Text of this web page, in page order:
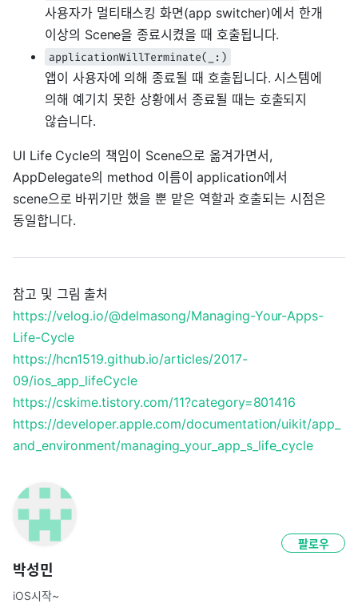
사용자가 멀티태스킹 화면(app switcher)에서 한개
이상의 Scene을 종료시켰을 때 호출됩니다.
applicationWillTerminate(_:)
앱이 사용자에 의해 종료될 때 호출됩니다. 시스템에
의해 예기치 못한 상황에서 종료될 때는 호출되지
않습니다.
UI Life Cycle의 책임이 Scene으로 옮겨가면서,
AppDelegate의 method 이름이 application에서
scene으로 바뀌기만 했을 뿐 맡은 역할과 호출되는 시점은
동일합니다.
참고 및 그림 출처
https://velog.io/@delmasong/Managing-Your-Apps-
Life-Cycle
https://hcn1519.github.io/articles/2017-
09/ios_app_lifeCycle
https://cskime.tistory.com/11?category=801416
https://developer.apple.com/documentation/uikit/app_
and_environment/managing_your_app_s_life_cycle
박성민
iOS시작~
팔로우